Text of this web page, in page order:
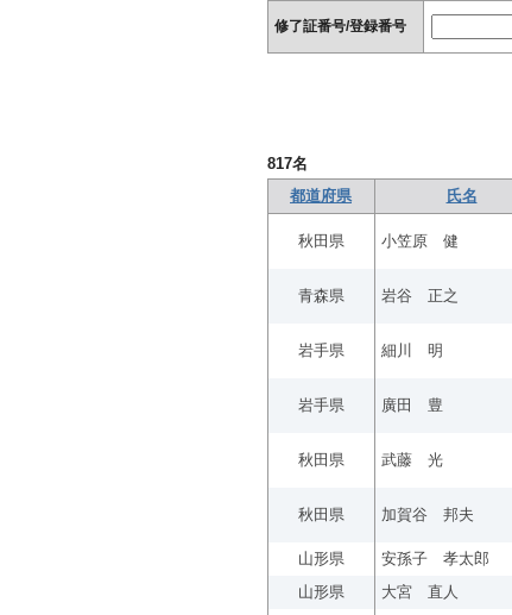
修了証番号/登録番号
817名
都道府県 氏名
秋田県 小笠原 健
青森県 岩谷 正之
岩手県 細川 明
岩手県 廣田 豊
秋田県 武藤 光
秋田県 加賀谷 邦夫
山形県 安孫子 孝太郎
山形県
大宮 直人